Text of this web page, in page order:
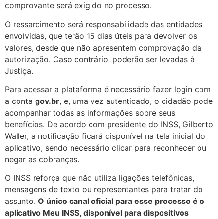
comprovante será exigido no processo.
O ressarcimento será responsabilidade das entidades
envolvidas, que terão 15 dias úteis para devolver os
valores, desde que não apresentem comprovação da
autorização. Caso contrário, poderão ser levadas à
Justiça.
Para acessar a plataforma é necessário fazer login com
a conta gov.br, e, uma vez autenticado, o cidadão pode
acompanhar todas as informações sobre seus
benefícios. De acordo com presidente do INSS, Gilberto
Waller, a notificação ficará disponível na tela inicial do
aplicativo, sendo necessário clicar para reconhecer ou
negar as cobranças.
O INSS reforça que não utiliza ligações telefônicas,
mensagens de texto ou representantes para tratar do
assunto. O único canal oficial para esse processo é o
aplicativo Meu INSS, disponível para dispositivos